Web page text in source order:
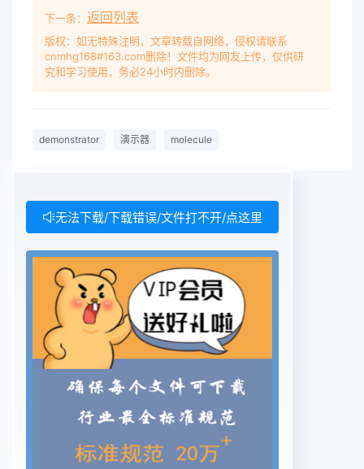
下一条： 返回列表
版权：如无特殊注明，文章转载自网络，侵权请联系
cnmhg168#163.com删除！文件均为网友上传，仅供研
究和学习使用，务必24小时内删除。
demonstrator 演示器 molecule
无法下载/下载错误/文件打不开/点这里